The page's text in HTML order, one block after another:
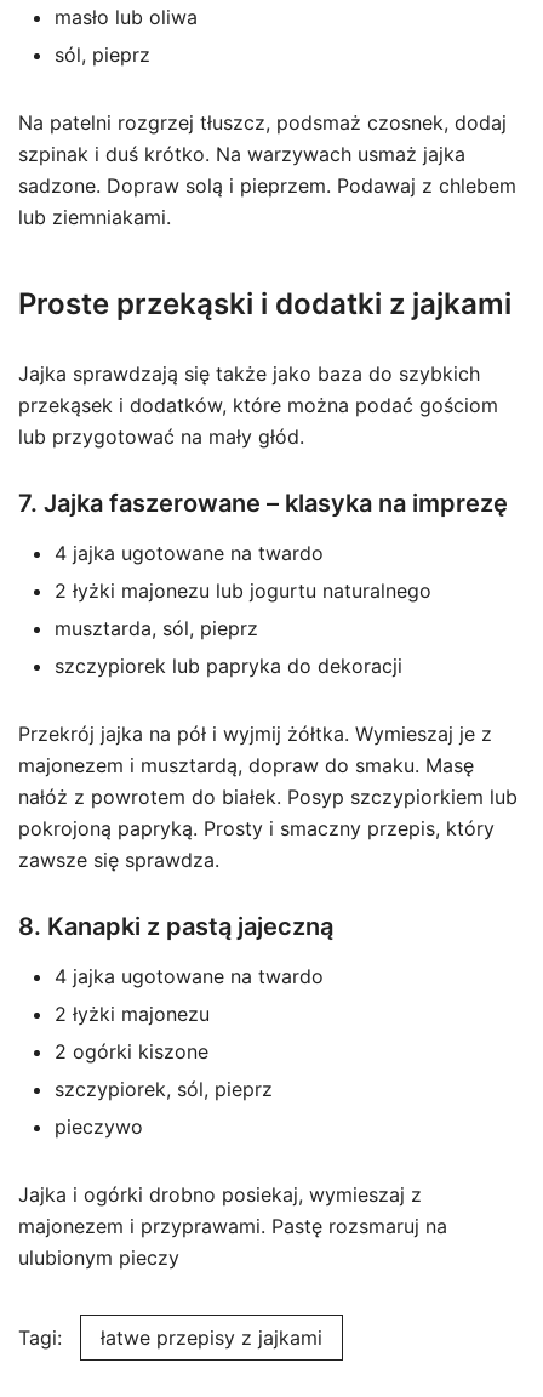
masło lub oliwa
sól, pieprz
Na patelni rozgrzej tłuszcz, podsmaż czosnek, dodaj
szpinak i duś krótko. Na warzywach usmaż jajka
sadzone. Dopraw solą i pieprzem. Podawaj z chlebem
lub ziemniakami.
Proste przekąski i dodatki z jajkami
Jajka sprawdzają się także jako baza do szybkich
przekąsek i dodatków, które można podać gościom
lub przygotować na mały głód.
7. Jajka faszerowane – klasyka na imprezę
4 jajka ugotowane na twardo
2 łyżki majonezu lub jogurtu naturalnego
musztarda, sól, pieprz
szczypiorek lub papryka do dekoracji
Przekrój jajka na pół i wyjmij żółtka. Wymieszaj je z
majonezem i musztardą, dopraw do smaku. Masę
nałóż z powrotem do białek. Posyp szczypiorkiem lub
pokrojoną papryką. Prosty i smaczny przepis, który
zawsze się sprawdza.
8. Kanapki z pastą jajeczną
4 jajka ugotowane na twardo
2 łyżki majonezu
2 ogórki kiszone
szczypiorek, sól, pieprz
pieczywo
Jajka i ogórki drobno posiekaj, wymieszaj z
majonezem i przyprawami. Pastę rozsmaruj na
ulubionym pieczy
Tagi: łatwe przepisy z jajkami